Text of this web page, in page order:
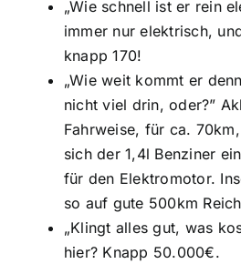
„Wie schnell ist er rein
immer nur elektrisch,
knapp 170!
„Wie weit kommt er
nicht viel drin, oder?”
Fahrweise, für ca.
sich der 1,4l Benziner
für den Elektromotor.
so auf gute 500km
„Klingt alles gut, was
hier? Knapp 50.000€.